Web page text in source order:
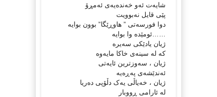
شایەت ئەو خەندەیەی ئەمڕۆ
پێی قایل نەبوویت
دوا فورسەتی ” هاوڕێگا” بوون بوایە
……ئومێدە وا بوایە
ژیان یادێکی سەیرە
كە لە سینەی خاکا مایەوە
ژیان ، سەوزترین ئایەتی
ئەندێشەی پەڕەیە
ژیان ، خەیاڵی یەک دڵۆپی دەریا
لە ئارامی ڕووبار